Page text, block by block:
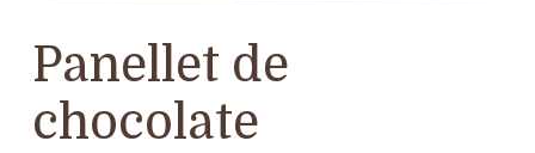
Panellet de
chocolate